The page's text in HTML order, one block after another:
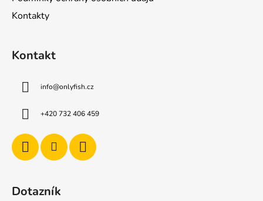
Kontakty
Kontakt
info@onlyfish.cz
+420 732 406 459
Dotazník